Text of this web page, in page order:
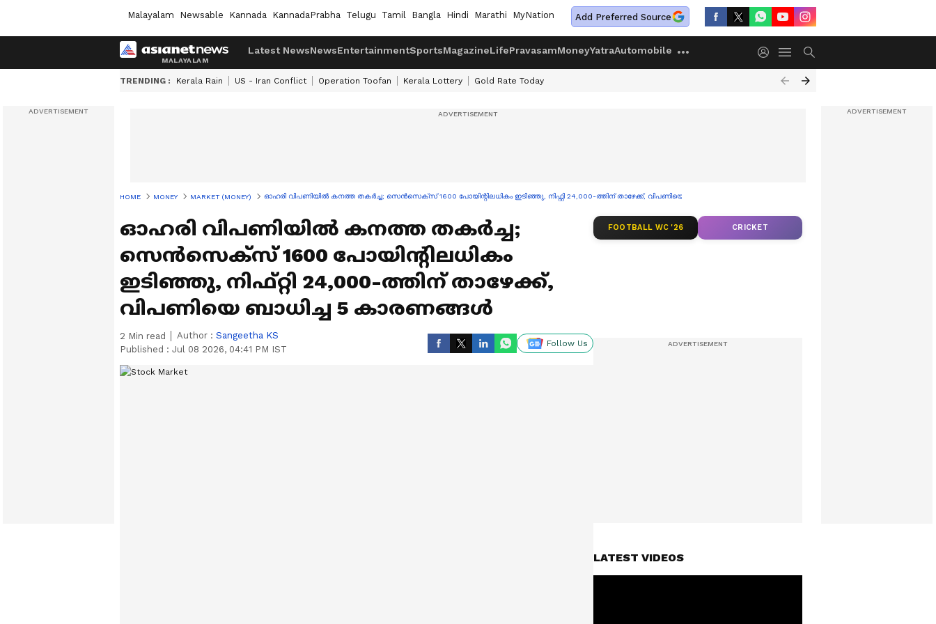
Malayalam Newsable Kannada KannadaPrabha Telugu Tamil Bangla Hindi Marathi MyNation Add Preferred Source
Latest NewsNewsEntertainmentSportsMagazineLifePravasamMoneyYatraAutomobile
TRENDING : Kerala Rain US - Iran Conflict Operation Toofan Kerala Lottery Gold Rate Today
HOME MONEY MARKET (MONEY) ഓഹരി വിപണിയില്‍ കനത്ത തകര്‍ച്ച; സെന്‍സെക്‌സ് 1600 പോയിന്റിലധികം ഇടിഞ്ഞു, നിഫ്റ്റി 24,000-ത്തിന് താഴേക്ക്, വിപണിയെ ബാധിച്ച 5 കാരണങ്ങള്‍
ഓഹരി വിപണിയില്‍ കനത്ത തകര്‍ച്ച;
സെന്‍സെക്‌സ് 1600 പോയിന്റിലധികം
ഇടിഞ്ഞു, നിഫ്റ്റി 24,000-ത്തിന് താഴേക്ക്,
വിപണിയെ ബാധിച്ച 5 കാരണങ്ങള്‍
2 Min read Author : Sangeetha KS
Published : Jul 08 2026, 04:41 PM IST
Follow Us
FOOTBALL WC '26 CRICKET
LATEST VIDEOS